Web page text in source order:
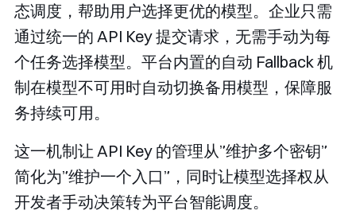
态调度，帮助用户选择更优的模型。企业只需
通过统一的 API Key 提交请求，无需手动为每
个任务选择模型。平台内置的自动 Fallback 机
制在模型不可用时自动切换备用模型，保障服
务持续可用。
这一机制让 API Key 的管理从”维护多个密钥”
简化为”维护一个入口”，同时让模型选择权从
开发者手动决策转为平台智能调度。